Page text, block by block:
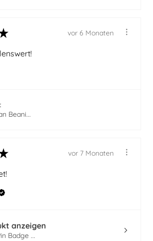
vor 6 Monaten
Beani...
vor 7 Monaten
anzeigen
Badge ...